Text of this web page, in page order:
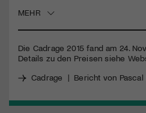
MEHR
Die Cadrage 2015 fand am 24.
Details zu den Preisen siehe
Cadrage | Bericht von